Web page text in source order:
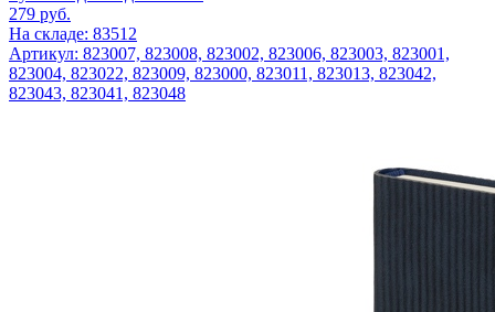
279 руб.
На складе: 83512
Артикул: 823007, 823008, 823002, 823006, 823003, 823001,
823004, 823022, 823009, 823000, 823011, 823013, 823042,
823043, 823041, 823048